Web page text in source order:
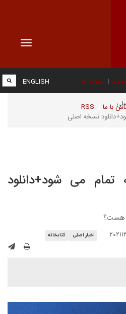
Toggle
پیوند ها
با ما RSS
ENGLISH
نسخه اصلی
می شود+دانلود
هست؟
اخبار اصلی کتابخانه